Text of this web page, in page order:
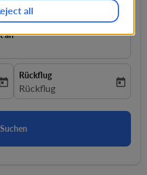
an
aria-label
Rückflug
fc-booking-return-date-aria-
Rückflug today
Suchen
all